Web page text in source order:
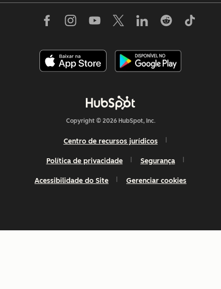
Copyright © 2026 HubSpot, Inc.
Centro de recursos jurídicos
Política de privacidade Segurança
Acessibilidade do Site Gerenciar cookies